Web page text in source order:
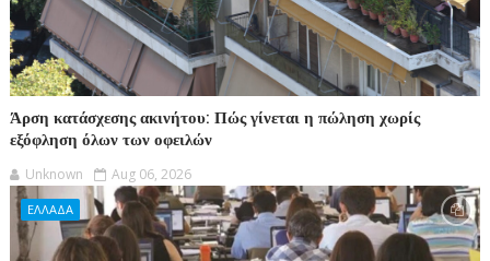
Άρση κατάσχεσης ακινήτου: Πώς γίνεται η πώληση χωρίς
εξόφληση όλων των οφειλών
Unknown Aug 06, 2026
ΕΛΛΑΔΑ